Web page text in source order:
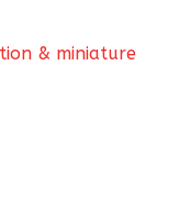
& miniature